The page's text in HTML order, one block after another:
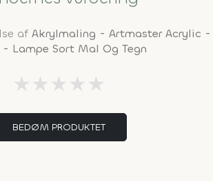
af Akrylmaling - Artmaster Acrylic -
- Lampe Sort Mal Og Tegn
★ ★ ★ ★ ★
BEDØM PRODUKTET